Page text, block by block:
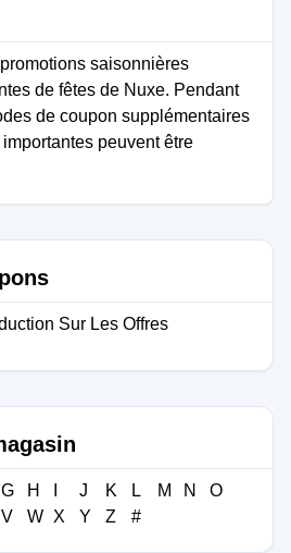
saisonnières
de fêtes de Nuxe. Pendant
de coupon supplémentaires
peuvent être
Sur Les Offres
G H J K L M N
O
V W X Y Z #